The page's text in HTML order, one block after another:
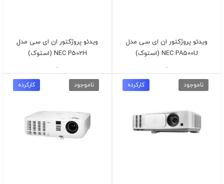
ویدئو پروژکتور ان ای سی مدل
NEC PA500U (استوک)
-
ویدئو پروژکتور ان ای سی مدل
NEC P502H (استوک)
-
ناموجود کارکرده ناموجود کارکرده